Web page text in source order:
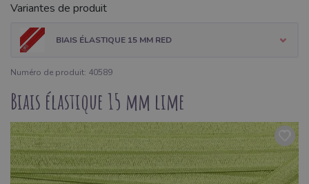
Variantes de produit
BIAIS ÉLASTIQUE 15 MM RED
Numéro de produit: 40589
Biais élastique 15 mm lime